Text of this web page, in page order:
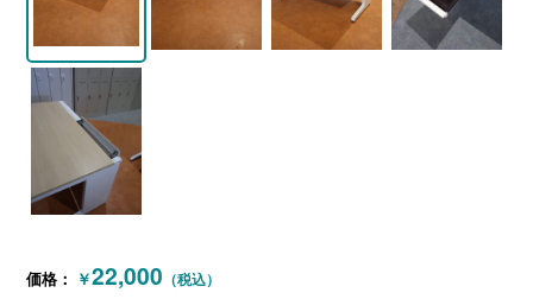
価格： ￥22,000 （税込）